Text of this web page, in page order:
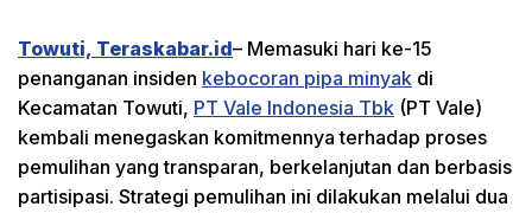
Towuti, Teraskabar.id– Memasuki hari ke-15
penanganan insiden kebocoran pipa minyak di
Kecamatan Towuti, PT Vale Indonesia Tbk (PT Vale)
kembali menegaskan komitmennya terhadap proses
pemulihan yang transparan, berkelanjutan dan berbasis
partisipasi. Strategi pemulihan ini dilakukan melalui dua